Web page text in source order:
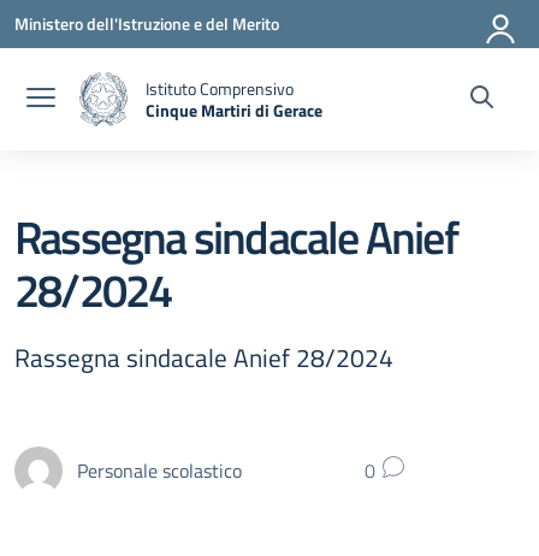
Vai ai contenuti
Vai al menu di navigazione
Vai al footer
Ministero dell'Istruzione e del Merito
Istituto Comprensivo
Cinque Martiri di Gerace
Rassegna sindacale Anief
28/2024
Rassegna sindacale Anief 28/2024
Personale scolastico 0